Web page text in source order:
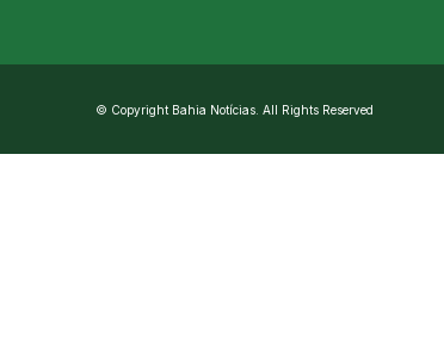
© Copyright Bahia Notícias. All Rights Reserved